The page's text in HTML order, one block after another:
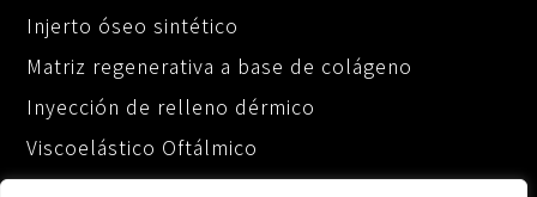
Injerto óseo sintético
Matriz regenerativa a base de colágeno
Inyección de relleno dérmico
Viscoelástico Oftálmico